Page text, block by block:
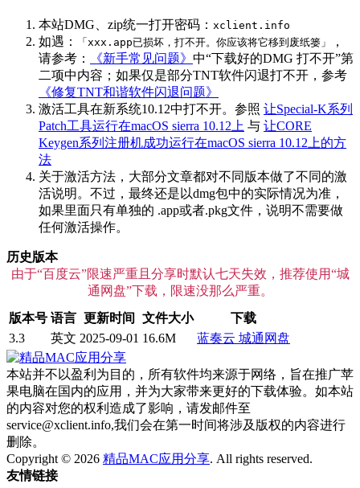
本站DMG、zip统一打开密码： xclient.info
如遇： 「xxx.app已损坏，打不开。你应该将它移到废纸篓」
，
请参考：
《新手常见问题》 中“下载好的DMG 打不开”第
二项中内容；如果仅是部分TNT软件闪退打不开，参考
《修复TNT和谐软件闪退问题》
激活工具在新系统10.12中打不开。参照 让Special-K系列
Patch工具运行在macOS sierra 10.12上 与 让CORE
Keygen系列注册机成功运行在macOS sierra 10.12上的方
法
关于激活方法，大部分文章都对不同版本做了不同的激
活说明。不过，最终还是以dmg包中的实际情况为准，
如果里面只有单独的 .app或者.pkg文件，说明不需要做
任何激活操作。
历史版本
由于“百度云”限速严重且分享时默认七天失效，推荐使用“城
通网盘”下载，限速没那么严重。
版本号 语言 更新时间 文件大小
下载
3.3
英文 2025-09-01 16.6M 蓝奏云 城通网盘
本站并不以盈利为目的，所有软件均来源于网络，旨在推广苹
果电脑在国内的应用，并为大家带来更好的下载体验。如本站
的内容对您的权利造成了影响，请发邮件至
service@xclient.info,我们会在第一时间将涉及版权的内容进行
删除。
Copyright © 2026 精品MAC应用分享. All rights reserved.
友情链接